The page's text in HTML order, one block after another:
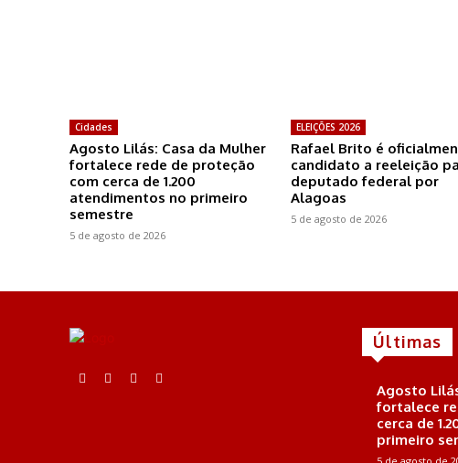
Cidades
Agosto Lilás: Casa da Mulher
fortalece rede de proteção
com cerca de 1.200
atendimentos no primeiro
semestre
5 de agosto de 2026
ELEIÇÕES 2026
Rafael Brito é
candidato a reeleição
deputado federal por
Alagoas
5 de agosto de 2026
Últimas
Agosto
fortalece
cerca de
primeiro